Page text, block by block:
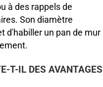
à des rappels de
Son diamètre
d'habiller un pan de mur
T-IL DES AVANTAGES